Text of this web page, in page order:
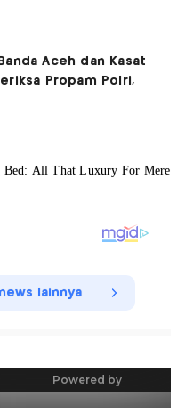
Aceh dan Kasat
Propam Polri,
lainnya